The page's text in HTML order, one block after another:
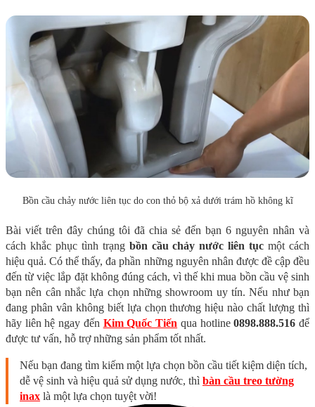
Bồn cầu chảy nước liên tục do con thỏ bộ xả dưới trám hồ không kĩ
Bài viết trên đây chúng tôi đã chia sẻ đến bạn 6 nguyên nhân và
cách khắc phục tình trạng bồn cầu chảy nước liên tục một cách
hiệu quả. Có thể thấy, đa phần những nguyên nhân được đề cập đều
đến từ việc lắp đặt không đúng cách, vì thế khi mua bồn cầu vệ sinh
bạn nên cân nhắc lựa chọn những showroom uy tín. Nếu như bạn
đang phân vân không biết lựa chọn thương hiệu nào chất lượng thì
hãy liên hệ ngay đến Kim Quốc Tiến qua hotline0898.888.516 để
được tư vấn, hỗ trợ những sản phẩm tốt nhất.
Nếu bạn đang tìm kiếm một lựa chọn bồn cầu tiết kiệm diện tích,
dễ vệ sinh và hiệu quả sử dụng nước, thì bàn cầu treo tường
inax là một lựa chọn tuyệt vời!